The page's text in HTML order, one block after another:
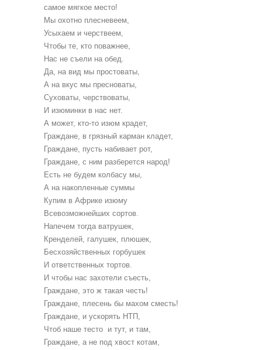
самое мягкое место!
Мы охотно плесневеем,
Усыхаем и черствеем,
Чтобы те, кто поважнее,
Нас не съели на обед.
Да, на вид мы простоваты,
А на вкус мы пресноваты,
Суховаты, черствоваты,
И изюминки в нас нет.
А может, кто-то изюм крадет,
Граждане, в грязный карман кладет,
Граждане, пусть набивает рот,
Граждане, с ним разберется народ!
Есть не будем колбасу мы,
А на накопленные суммы
Купим в Африке изюму
Всевозможнейших сортов.
Напечем тогда ватрушек,
Кренделей, галушек, плюшек,
Бесхозяйственных горбушек
И ответственных тортов.
И чтобы нас захотели съесть,
Граждане, это ж такая честь!
Граждане, плесень бы махом сместь!
Граждане, и ускорять НТП,
Чтоб наше тесто ­ и тут, и там,
Граждане, а не под хвост котам,